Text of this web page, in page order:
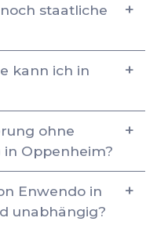
staatliche
kann ich in
ohne
in Oppenheim?
Enwendo in
unabhängig?